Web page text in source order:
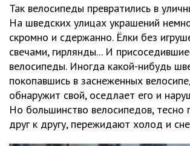
Так велосипеды превратились в
На шведских улицах украшений
скромно и сдержанно. Ёлки без
свечами, гирлянды... И
велосипеды. Иногда какой-нибудь
покопавшись в заснеженных
обнаружит свой, оседлает его и
Но большинство велосипедов, тесно
друг к другу, пережидают холод и